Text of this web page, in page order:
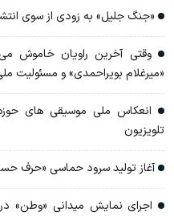
«جنگ جلیل» به زودی از سوی
وقتی آخرین راویان خاموش
«میرغلام بویراحمدی» و مسئولیت
انعکاس ملی موسیقی های
تلویزیون
آغاز تولید سرود حماسی «حرف
اجرای نمایش میدانی «وطن»